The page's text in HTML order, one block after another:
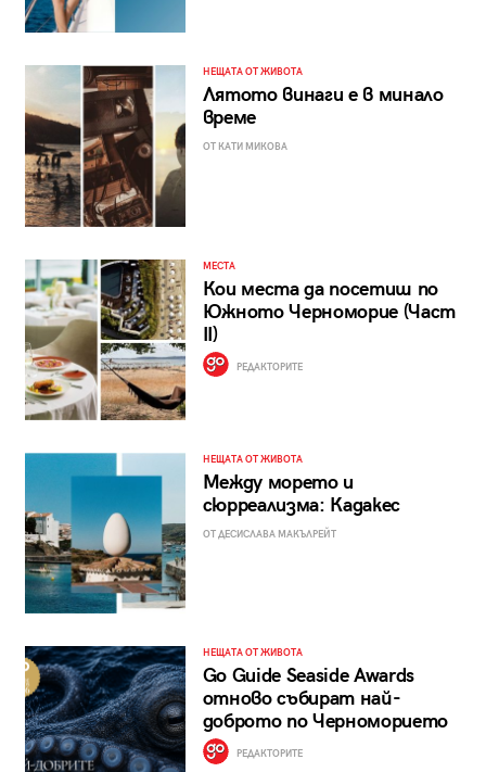
НЕЩАТА ОТ ЖИВОТА
Лятото винаги е в минало
време
ОТ КАТИ МИКОВА
МЕСТА
Кои места да посетиш по
Южното Черноморие (Част
II)
РЕДАКТОРИТЕ
НЕЩАТА ОТ ЖИВОТА
Между морето и
сюрреализма: Кадакес
ОТ ДЕСИСЛАВА МАКЪЛРЕЙТ
НЕЩАТА ОТ ЖИВОТА
Go Guide Seaside Awards
отново събират най-
доброто по Черноморието
РЕДАКТОРИТЕ